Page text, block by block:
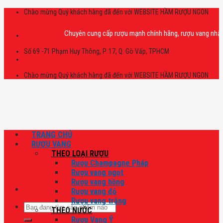
Skip
Chào mừng Quý khách hàng đã đến với WEBSITE HẦM RƯỢU NGON
Chuyên cung cấp rượu mạnh chính hãng, rượu vang nhập
Số 69 -71 Phạm Huy Thông, P. 17, Q. Gò Vấp, TPHCM
Chào mừng Quý khách hàng đã đến với WEBSITE HẦM RƯỢU NGON
Tìm
kiếm:
TRANG CHỦ
RƯỢU VANG
THEO LOẠI RƯỢU
Rượu Champagne Pháp
Rượu vang ngọt
Rượu vang hồng
Rượu vang đỏ
Rượu vang trắng
THEO NƯỚC
Rượu Vang Ý